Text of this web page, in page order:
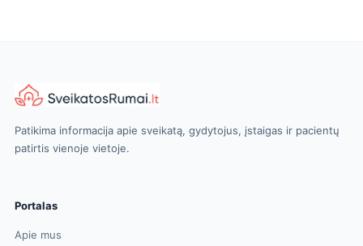
Patikima informacija apie sveikatą, gydytojus, įstaigas ir pacientų
patirtis vienoje vietoje.
Portalas
Apie mus